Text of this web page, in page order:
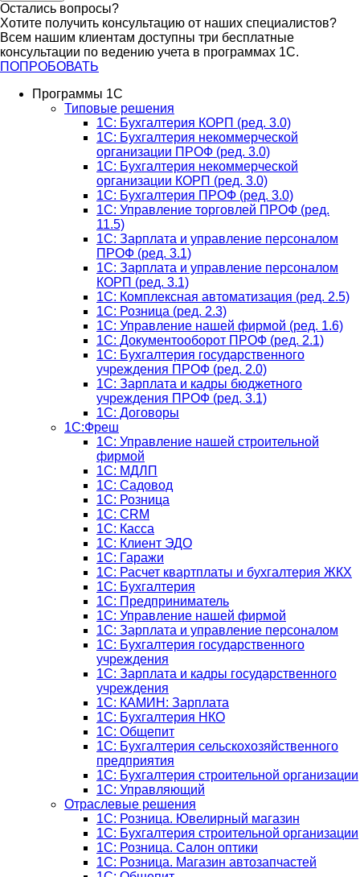
Остались вопросы?
Хотите получить консультацию от наших специалистов?
Всем нашим клиентам доступны три бесплатные
консультации по ведению учета в программах 1С.
ПОПРОБОВАТЬ
Программы 1С
Типовые решения
1C: Бухгалтерия КОРП (ред. 3.0)
1С: Бухгалтерия некоммерческой
организации ПРОФ (ред. 3.0)
1С: Бухгалтерия некоммерческой
организации КОРП (ред. 3.0)
1C: Бухгалтерия ПРОФ (ред. 3.0)
1C: Управление торговлей ПРОФ (ред.
11.5)
1C: Зарплата и управление персоналом
ПРОФ (ред. 3.1)
1C: Зарплата и управление персоналом
КОРП (ред. 3.1)
1C: Комплексная автоматизация (ред. 2.5)
1С: Розница (ред. 2.3)
1С: Управление нашей фирмой (ред. 1.6)
1С: Документооборот ПРОФ (ред. 2.1)
1C: Бухгалтерия государственного
учреждения ПРОФ (ред. 2.0)
1C: Зарплата и кадры бюджетного
учреждения ПРОФ (ред. 3.1)
1С: Договоры
1С:Фреш
1С: Управление нашей строительной
фирмой
1С: МДЛП
1С: Садовод
1С: Розница
1C: CRM
1C: Касса
1С: Клиент ЭДО
1С: Гаражи
1C: Расчет квартплаты и бухгалтерия ЖКХ
1C: Бухгалтерия
1C: Предприниматель
1C: Управление нашей фирмой
1C: Зарплата и управление персоналом
1C: Бухгалтерия государственного
учреждения
1C: Зарплата и кадры государственного
учреждения
1C: КАМИН: Зарплата
1C: Бухгалтерия НКО
1С: Общепит
1С: Бухгалтерия сельскохозяйст­венного
предприятия
1С: Бухгалтерия строительной организации
1С: Управляющий
Отраслевые решения
1С: Розница. Ювелирный магазин
1С: Бухгалтерия строительной организации
1С: Розница. Салон оптики
1С: Розница. Магазин автозапчастей